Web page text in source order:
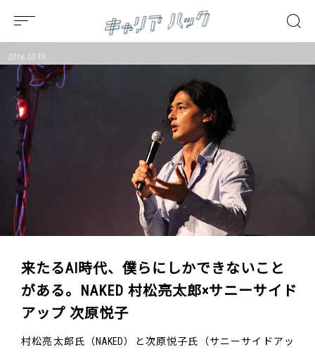
2016.10.19
来たるAI時代、僕らにしかできないこと
がある。NAKED 村松亮太郎×サニーサイド
アップ 次原悦子
村松亮太郎氏（NAKED）と次原悦子氏（サニーサイドアッ